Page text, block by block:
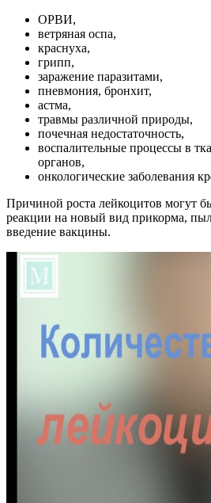
ОРВИ,
ветряная оспа,
краснуха,
грипп,
заражение паразитами,
пневмония, бронхит,
астма,
травмы различной природы,
почечная недостаточность,
воспалительные процессы в
органов,
онкологические заболевания
Причиной роста лейкоцитов могут
реакции на новый вид прикорма,
введение вакцины.